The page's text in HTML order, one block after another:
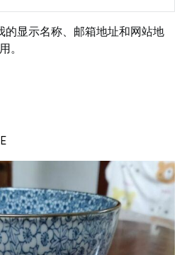
的显示名称、邮箱地址和网站地
。